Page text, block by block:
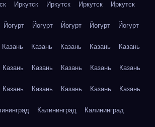
Иркутск Иркутск Иркутск Иркутск
Йогурт Йогурт Йогурт Йогурт Йогурт
Казань Казань Казань Казань Казань
Казань Казань Казань Казань Казань
Казань Казань Казань Казань Казань
Калининград Калининград